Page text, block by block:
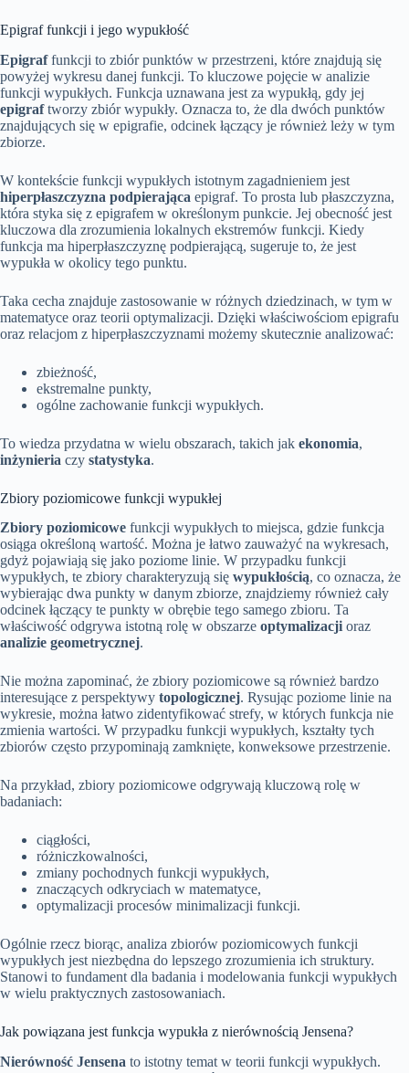
Epigraf funkcji i jego wypukłość
Epigraffunkcji to zbiór punktów w przestrzeni, które znajdują się
powyżej wykresu danej funkcji. To kluczowe pojęcie w analizie
funkcji wypukłych. Funkcja uznawana jest za wypukłą, gdy jej
epigraftworzy zbiór wypukły. Oznacza to, że dla dwóch punktów
znajdujących się w epigrafie, odcinek łączący je również leży w tym
zbiorze.
W kontekście funkcji wypukłych istotnym zagadnieniem jest
hiperpłaszczyzna podpierająca epigraf. To prosta lub płaszczyzna,
która styka się z epigrafem w określonym punkcie. Jej obecność jest
kluczowa dla zrozumienia lokalnych ekstremów funkcji. Kiedy
funkcja ma hiperpłaszczyznę podpierającą, sugeruje to, że jest
wypukła w okolicy tego punktu.
Taka cecha znajduje zastosowanie w różnych dziedzinach, w tym w
matematyce oraz teorii optymalizacji. Dzięki właściwościom epigrafu
oraz relacjom z hiperpłaszczyznami możemy skutecznie analizować:
zbieżność,
ekstremalne punkty,
ogólne zachowanie funkcji wypukłych.
To wiedza przydatna w wielu obszarach, takich jak ekonomia,
inżynieria czy statystyka.
Zbiory poziomicowe funkcji wypukłej
Zbiory poziomicowe funkcji wypukłych to miejsca, gdzie funkcja
osiąga określoną wartość. Można je łatwo zauważyć na wykresach,
gdyż pojawiają się jako poziome linie. W przypadku funkcji
wypukłych, te zbiory charakteryzują się wypukłością, co oznacza, że
wybierając dwa punkty w danym zbiorze, znajdziemy również cały
odcinek łączący te punkty w obrębie tego samego zbioru. Ta
właściwość odgrywa istotną rolę w obszarze optymalizacji oraz
analizie geometrycznej.
Nie można zapominać, że zbiory poziomicowe są również bardzo
interesujące z perspektywy topologicznej. Rysując poziome linie na
wykresie, można łatwo zidentyfikować strefy, w których funkcja nie
zmienia wartości. W przypadku funkcji wypukłych, kształty tych
zbiorów często przypominają zamknięte, konweksowe przestrzenie.
Na przykład, zbiory poziomicowe odgrywają kluczową rolę w
badaniach:
ciągłości,
różniczkowalności,
zmiany pochodnych funkcji wypukłych,
znaczących odkryciach w matematyce,
optymalizacji procesów minimalizacji funkcji.
Ogólnie rzecz biorąc, analiza zbiorów poziomicowych funkcji
wypukłych jest niezbędna do lepszego zrozumienia ich struktury.
Stanowi to fundament dla badania i modelowania funkcji wypukłych
w wielu praktycznych zastosowaniach.
Jak powiązana jest funkcja wypukła z nierównością Jensena?
Nierówność Jensena to istotny temat w teorii funkcji wypukłych.